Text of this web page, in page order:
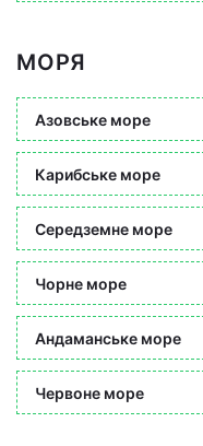
МОРЯ
Азовське море
Карибське море
Середземне море
Чорне море
Андаманське море
Червоне море